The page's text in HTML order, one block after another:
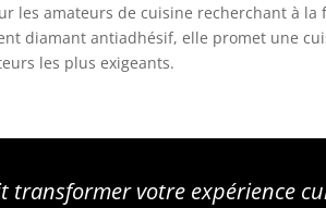
les amateurs de cuisine recherchant à la
diamant antiadhésif, elle promet une
les plus exigeants.
votre expérience